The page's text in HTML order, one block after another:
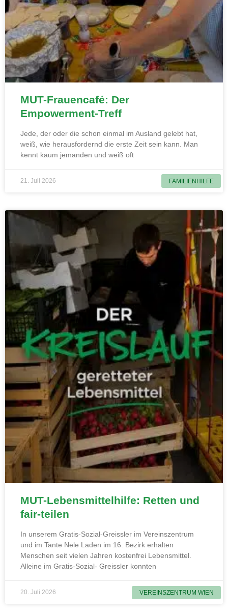
FAMILIENHILFE
MUT-Frauencafé: Der
Empowerment-Treff
Jede, der oder die schon einmal im Ausland gelebt hat,
weiß, wie herausfordernd die erste Zeit sein kann. Man
kennt kaum jemanden und weiß oft
21. Juli 2026
VEREINSZENTRUM WIEN
MUT-Lebensmittelhilfe: Retten und
fair-teilen
In unserem Gratis-Sozial-Greissler im Vereinszentrum
und im Tante Nele Laden im 16. Bezirk erhalten
Menschen seit vielen Jahren kostenfrei Lebensmittel.
Alleine im Gratis-Sozial- Greissler konnten
20. Juli 2026